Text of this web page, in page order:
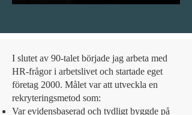
I slutet av 90-talet började jag arbeta med
HR-frågor i arbetslivet och startade eget
företag 2000. Målet var att utveckla en
rekryteringsmetod som:
Var evidensbaserad och tydligt byggde på